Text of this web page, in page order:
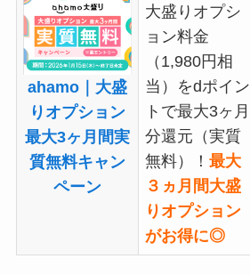
ahamo｜大盛
りオプション
最大3ヶ月間実
質無料キャン
ペーン
大盛りオプシ
ョン料金
（1,980円相
当）をdポイン
トで最大3ヶ月
分還元（実質
無料）！最大
３ヵ月間大盛
りオプション
がお得に◎